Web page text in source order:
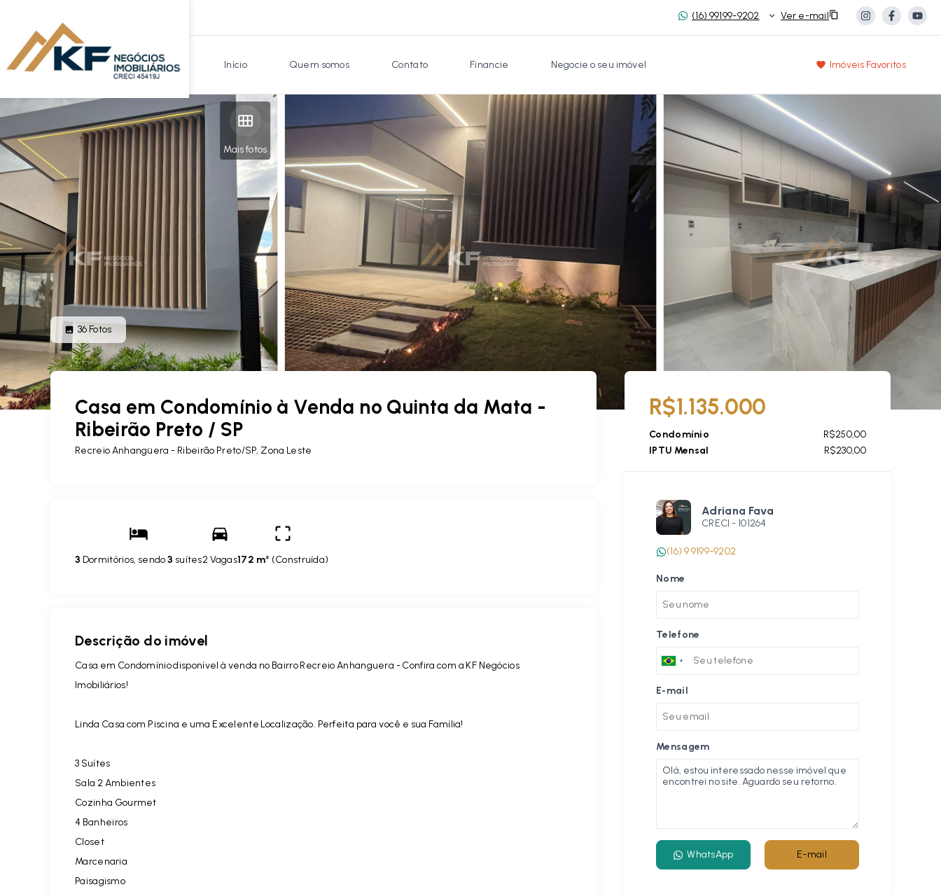
(16) 99199-9202 Ver e-mail
Início Quem somos Contato Financie Negocie o seu imóvel Imóveis Favoritos
Mais fotos
36 Fotos
Casa em Condomínio à Venda no Quinta da Mata -
Ribeirão Preto / SP
Recreio Anhangüera - Ribeirão Preto/SP, Zona Leste
3 Dormitórios, sendo3 suítes2 Vagas172 m² (Construída)
Descrição do imóvel
Casa em Condomínio disponível à venda no BairroRecreio Anhanguera - Confira com a KF Negócios
Imobiliários!
Linda Casa com Piscina e uma Excelente Localização. Perfeita para você e sua Família!
3 Suítes
Sala 2 Ambientes
Cozinha Gourmet
4 Banheiros
Closet
Marcenaria
Paisagismo
R$1.135.000
Condomínio
R$250,00
IPTU Mensal
R$230,00
Adriana Fava
CRECI - 101264
(16) 9 9199-9202
Nome
Telefone
E-mail
Mensagem
WhatsApp E-mail